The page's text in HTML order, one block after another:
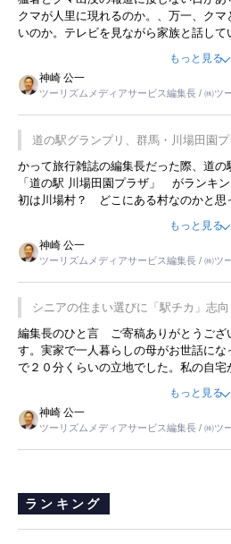
クマが人里に現れるのか。、万一、ク
いのか。テレビを見ながら家族と話し
んてことは、冗談でもいえません。そん
もっと見る
神崎 公一
ツーリズムメディアサービス編集長 / ㈱ツ
道の駅グランプリ、群馬・川場田園
かって旅行雑誌の編集長だった際、道
「道の駅 川場田園プラザ」 がランキ
初は川場村？ どこにある村なのかと思
永井 彰一社長にインタビューしたら、
した。プレゼンも巧みで、今でも思い出
は、従業員に東京ディズニーランドを見
の何かを理解してもらっていることです
プレミアムヨーグルトを販売するにあ
です。永井社長は、駐車場に都内ナンバ
ことに目をつけ、高級商品でも売れると
事を懐かしく読みました。
もっと見る
神崎 公一
ツーリズムメディアサービス編集長 / ㈱ツ
シニアの住まい選びに「駅チカ」志
暮らし
編集長のひと言 ご寄稿ありがとうござ
す。実家で一人暮らしの母がお世話に
で２０分くらいの立地でした。私の自宅
ました。母の住まいから近いという理由
すが、私と妹にとっては、半日仕事でで
は、当人だけではなく、世話をする家族
と思いました。
もっと見る
神崎 公一
ツーリズムメディアサービス編集長 / ㈱ツ
ランキング